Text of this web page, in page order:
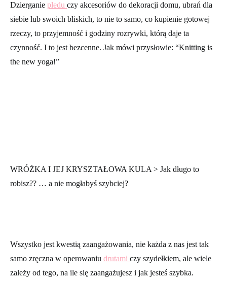
Dzierganie pledu czy akcesoriów do dekoracji domu, ubrań dla
siebie lub swoich bliskich, to nie to samo, co kupienie gotowej
rzeczy, to przyjemność i godziny rozrywki, którą daje ta
czynność. I to jest bezcenne. Jak mówi przysłowie: “Knitting is
the new yoga!”
WRÓŻKA I JEJ KRYSZTAŁOWA KULA > Jak długo to
robisz?? … a nie mogłabyś szybciej?
Wszystko jest kwestią zaangażowania, nie każda z nas jest tak
samo zręczna w operowaniu drutami czy szydełkiem, ale wiele
zależy od tego, na ile się zaangażujesz i jak jesteś szybka.